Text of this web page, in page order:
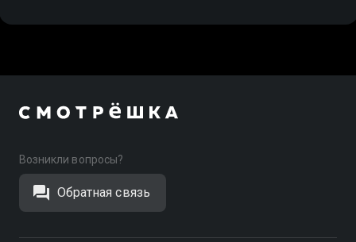
Возникли вопросы?
Обратная связь